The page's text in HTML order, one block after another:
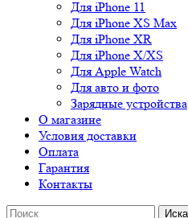
Для iPhone 11
Для iPhone XS Max
Для iPhone XR
Для iPhone X/XS
Для Apple Watch
Для авто и фото
Зарядные устройства
О магазине
Условия доставки
Оплата
Гарантия
Контакты